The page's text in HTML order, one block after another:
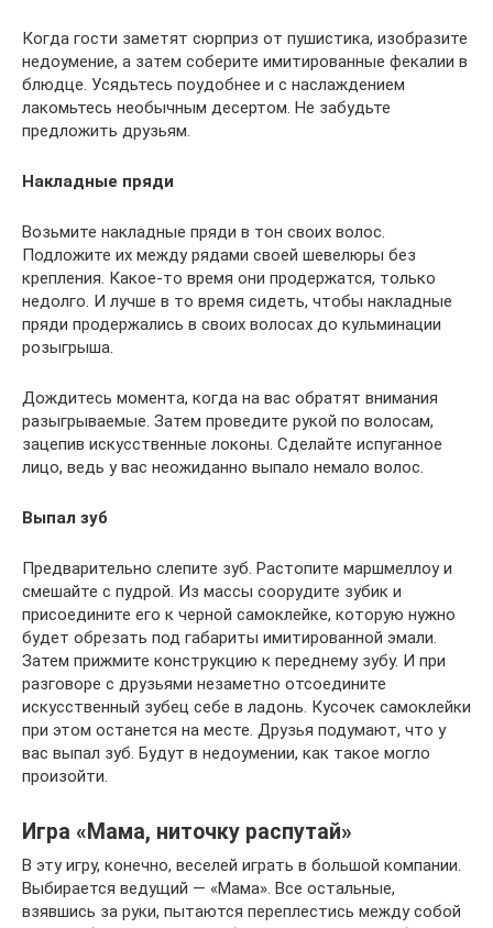
Когда гости заметят сюрприз от пушистика, изобразите
недоумение, а затем соберите имитированные фекалии в
блюдце. Усядьтесь поудобнее и с наслаждением
лакомьтесь необычным десертом. Не забудьте
предложить друзьям.
Накладные пряди
Возьмите накладные пряди в тон своих волос.
Подложите их между рядами своей шевелюры без
крепления. Какое-то время они продержатся, только
недолго. И лучше в то время сидеть, чтобы накладные
пряди продержались в своих волосах до кульминации
розыгрыша.
Дождитесь момента, когда на вас обратят внимания
разыгрываемые. Затем проведите рукой по волосам,
зацепив искусственные локоны. Сделайте испуганное
лицо, ведь у вас неожиданно выпало немало волос.
Выпал зуб
Предварительно слепите зуб. Растопите маршмеллоу и
смешайте с пудрой. Из массы соорудите зубик и
присоедините его к черной самоклейке, которую нужно
будет обрезать под габариты имитированной эмали.
Затем прижмите конструкцию к переднему зубу. И при
разговоре с друзьями незаметно отсоедините
искусственный зубец себе в ладонь. Кусочек самоклейки
при этом останется на месте. Друзья подумают, что у
вас выпал зуб. Будут в недоумении, как такое могло
произойти.
Игра «Мама, ниточку распутай»
В эту игру, конечно, веселей играть в большой компании.
Выбирается ведущий — «Мама». Все остальные,
взявшись за руки, пытаются переплестись между собой